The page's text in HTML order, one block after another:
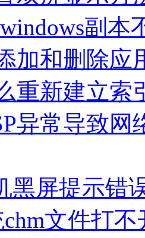
副本
加和删除应
重新建立索
异常导致网
黑屏提示错
文件打